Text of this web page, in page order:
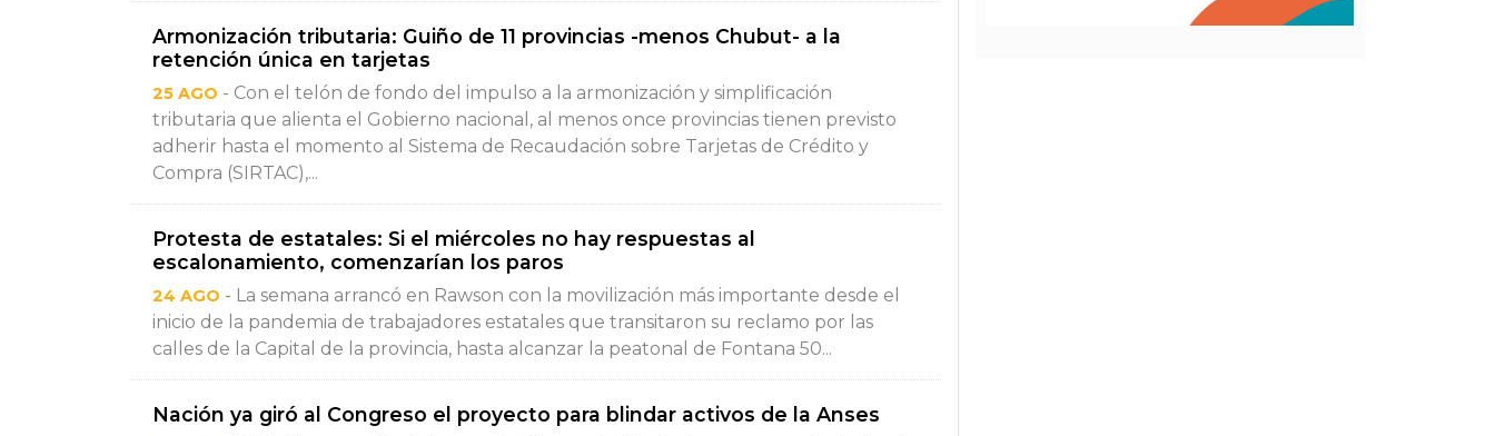
Armonización tributaria: Guiño de 11 provincias -menos Chubut- a la
retención única en tarjetas
25 AGO - Con el telón de fondo del impulso a la armonización y simplificación
tributaria que alienta el Gobierno nacional, al menos once provincias tienen previsto
adherir hasta el momento al Sistema de Recaudación sobre Tarjetas de Crédito y
Compra (SIRTAC),...
Protesta de estatales: Si el miércoles no hay respuestas al
escalonamiento, comenzarían los paros
24 AGO - La semana arrancó en Rawson con la movilización más importante desde el
inicio de la pandemia de trabajadores estatales que transitaron su reclamo por las
calles de la Capital de la provincia, hasta alcanzar la peatonal de Fontana 50...
Nación ya giró al Congreso el proyecto para blindar activos de la Anses